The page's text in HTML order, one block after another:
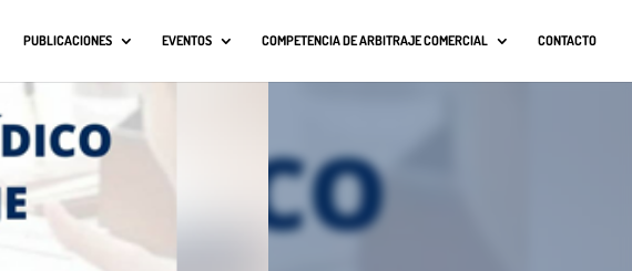
PUBLICACIONES EVENTOS COMPETENCIA DE ARBITRAJE COMERCIAL CONTACTO